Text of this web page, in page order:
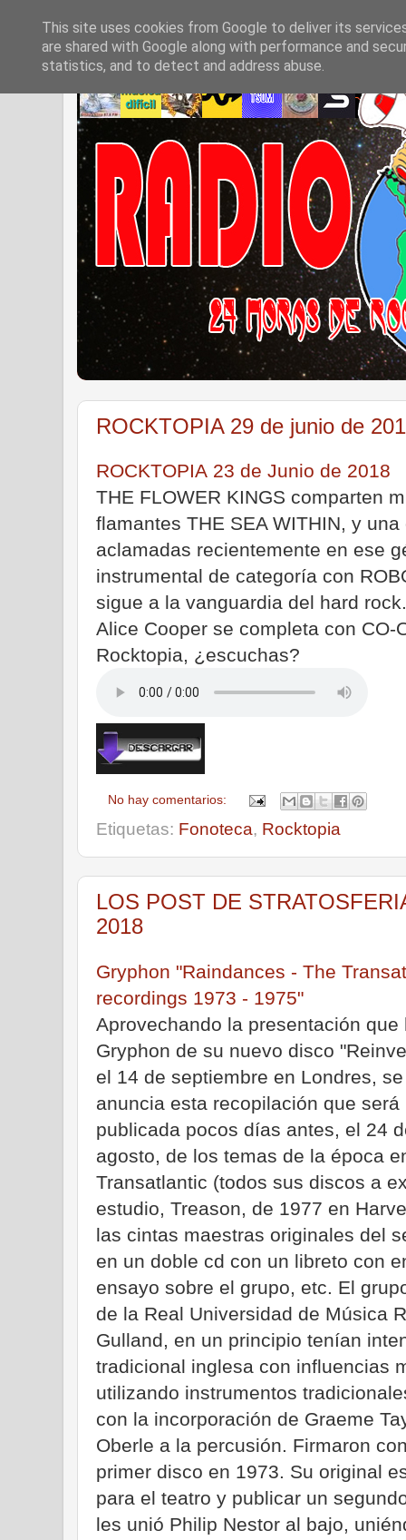
ROCKTOPIA 29 de junio de
ROCKTOPIA 23 de Junio de 2018
THE FLOWER KINGS comparten
flamantes THE SEA WITHIN, y
aclamadas recientemente en ese
instrumental de categoría con
sigue a la vanguardia del hard
Alice Cooper se completa con CO-
Rocktopia, ¿escuchas?
No hay comentarios:
Etiquetas: Fonoteca, Rocktopia
LOS POST DE
2018
Gryphon "Raindances - The
recordings 1973 - 1975"
Aprovechando la presentación que
Gryphon de su nuevo disco
el 14 de septiembre en Londres, se
anuncia esta recopilación que será
publicada pocos días antes, el 24
agosto, de los temas de la época
Transatlantic (todos sus discos a
estudio, Treason, de 1977 en
las cintas maestras originales del
en un doble cd con un libreto con
ensayo sobre el grupo, etc. El
de la Real Universidad de Música
Gulland, en un principio tenían
tradicional inglesa con influencias
utilizando instrumentos
con la incorporación de Graeme
Oberle a la percusión. Firmaron
primer disco en 1973. Su original
para el teatro y publicar un
les unió Philip Nestor al bajo,
This site uses cookies from Google to deliver its
are shared with Google along with performance and
statistics, and to detect and address abuse.